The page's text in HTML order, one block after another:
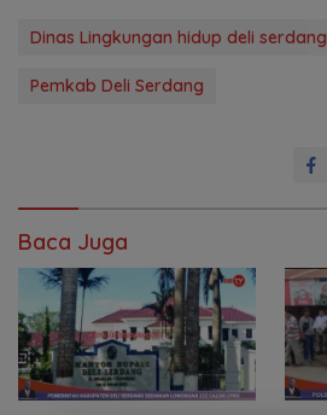
Dinas Lingkungan hidup deli serdang
Pemkab Deli Serdang
Baca Juga